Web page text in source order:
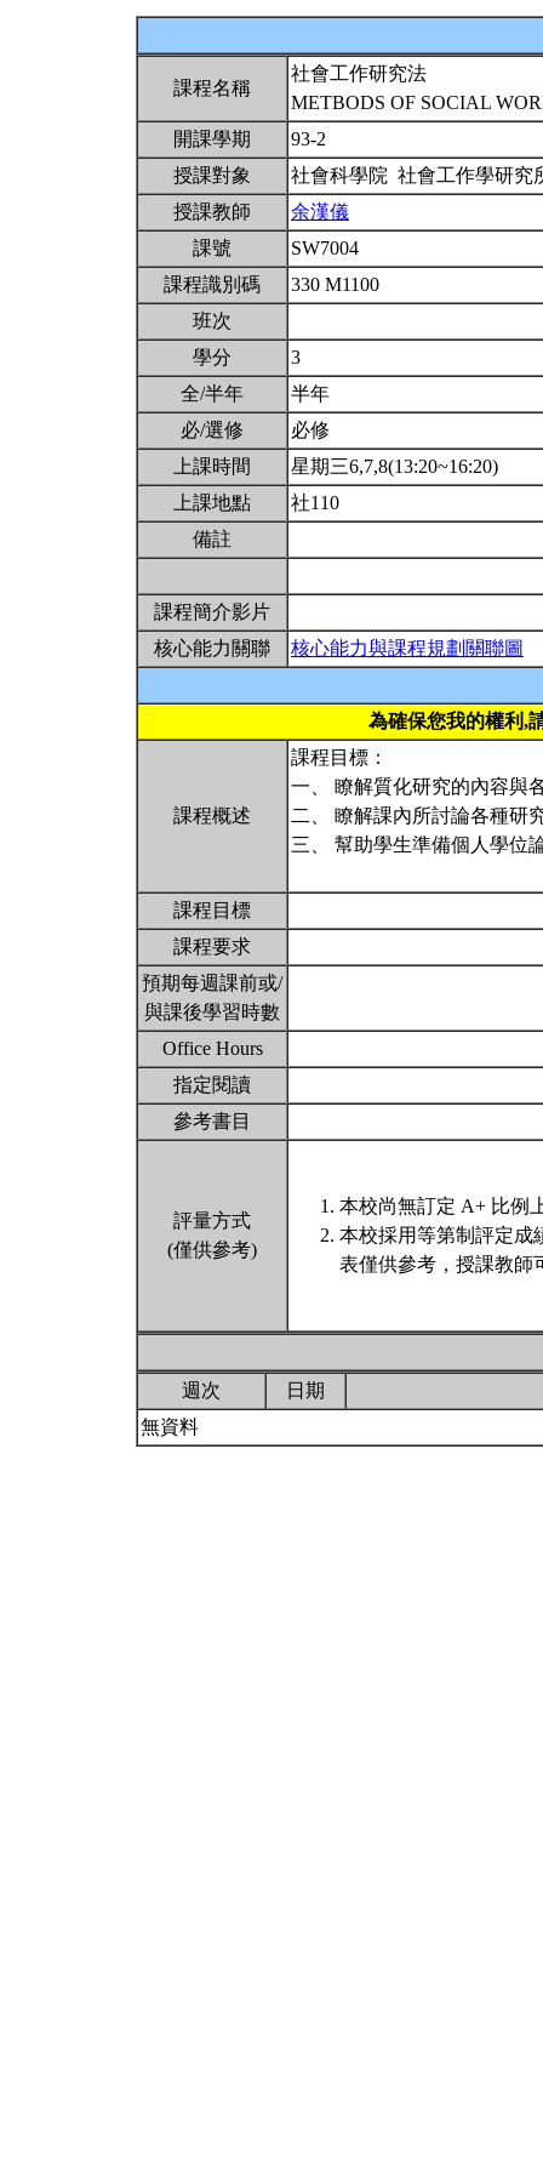
課程名稱
社會工作研究法
METBODS OF SOCIAL
開課學期
93-2
授課對象
社會科學院 社會工作學研
授課教師
余漢儀
課號
SW7004
課程識別碼
330 M1100
班次
學分
3
全/半年
半年
必/選修
必修
上課時間
星期三6,7,8(13:20~16:20)
上課地點
社110
備註
課程簡介影片
核心能力關聯
核心能力與課程規劃關聯圖
為確保您我的權利,
課程概述
課程目標：
一、 瞭解質化研究的內容與
二、 瞭解課內所討論各種研
三、 幫助學生準備個人學位
課程目標
課程要求
預期每週課前或/
與課後學習時數
Office Hours
指定閱讀
參考書目
評量方式
(僅供參考)
本校尚無訂定 A+ 比例
本校採用等第制評定成
表僅供參考，授課教師
週次
日期
無資料